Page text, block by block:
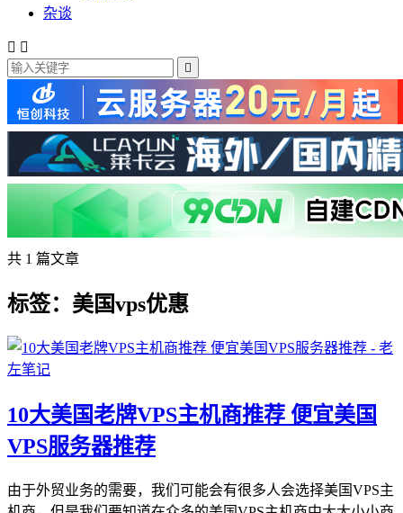
杂谈
 

共 1 篇文章
标签：美国vps优惠
10大美国老牌VPS主机商推荐 便宜美国
VPS服务器推荐
由于外贸业务的需要，我们可能会有很多人会选择美国VPS主